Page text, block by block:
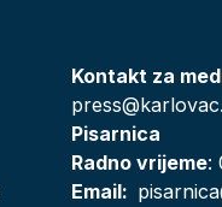
Kontakt za
Pisarnica
Radno vrijeme:
Email: